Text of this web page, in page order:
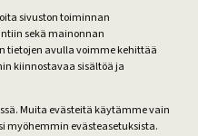
sivuston toiminnan
sekä mainonnan
tietojen avulla voimme kehittää
kiinnostavaa sisältöä ja
Muita evästeitä käytämme vain
myöhemmin evästeasetuksista.